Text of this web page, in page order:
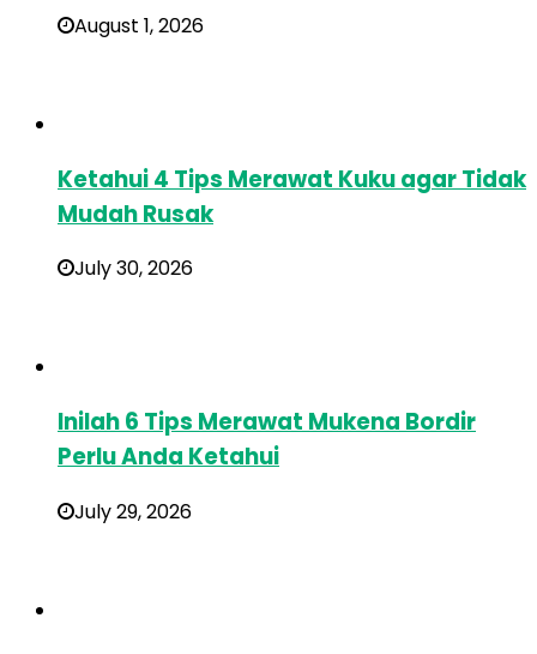
August 1, 2026
Ketahui 4 Tips Merawat Kuku agar Tidak
Mudah Rusak
July 30, 2026
Inilah 6 Tips Merawat Mukena Bordir
Perlu Anda Ketahui
July 29, 2026